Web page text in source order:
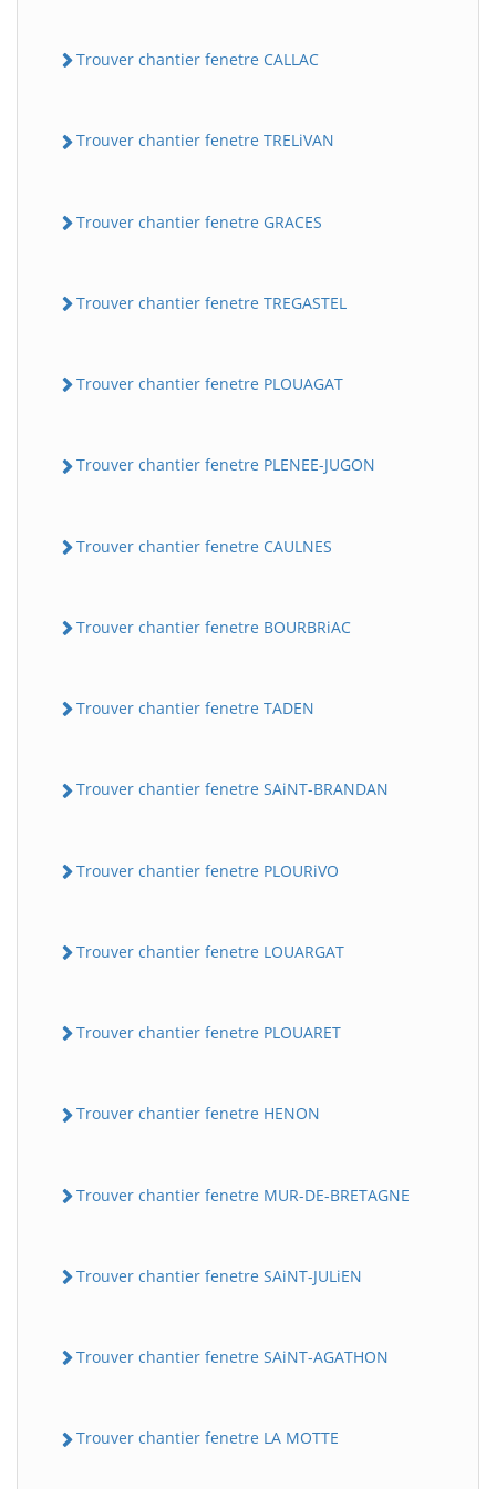
Trouver chantier fenetre CALLAC
Trouver chantier fenetre TRELiVAN
Trouver chantier fenetre GRACES
Trouver chantier fenetre TREGASTEL
Trouver chantier fenetre PLOUAGAT
Trouver chantier fenetre PLENEE-JUGON
Trouver chantier fenetre CAULNES
Trouver chantier fenetre BOURBRiAC
Trouver chantier fenetre TADEN
Trouver chantier fenetre SAiNT-BRANDAN
Trouver chantier fenetre PLOURiVO
Trouver chantier fenetre LOUARGAT
Trouver chantier fenetre PLOUARET
Trouver chantier fenetre HENON
Trouver chantier fenetre MUR-DE-BRETAGNE
Trouver chantier fenetre SAiNT-JULiEN
Trouver chantier fenetre SAiNT-AGATHON
Trouver chantier fenetre LA MOTTE